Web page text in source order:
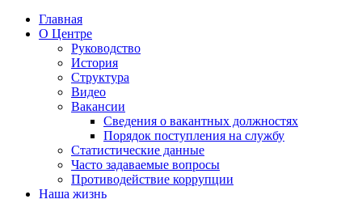
Главная
О Центре
Руководство
История
Структура
Видео
Вакансии
Сведения о вакантных должностях
Порядок поступления на службу
Статистические данные
Часто задаваемые вопросы
Противодействие коррупции
Наша жизнь